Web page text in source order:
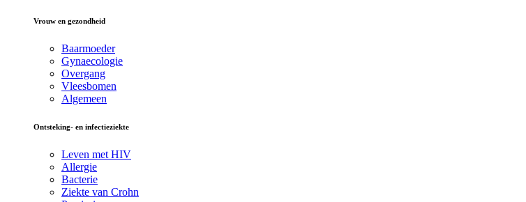
Vrouw en gezondheid
Baarmoeder
Gynaecologie
Overgang
Vleesbomen
Algemeen
Ontsteking- en infectieziekte
Leven met HIV
Allergie
Bacterie
Ziekte van Crohn